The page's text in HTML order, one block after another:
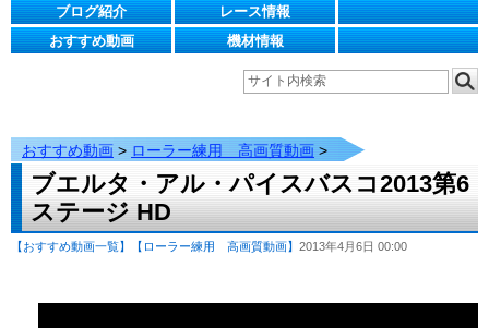
ブログ紹介
レース情報
おすすめ動画
機材情報
おすすめ動画 > ローラー練用 高画質動画 >
ブエルタ・アル・パイスバスコ2013第6
ステージ HD
【おすすめ動画一覧】 【ローラー練用 高画質動画】 2013年4月6日 00:00